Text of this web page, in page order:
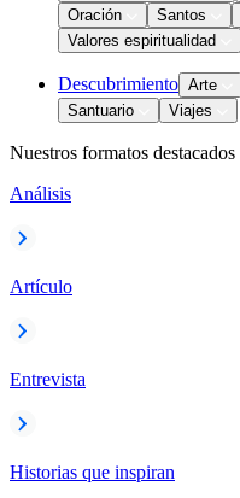
Oración
Santos
Valores espiritualidad
Descubrimiento Arte
Santuario
Viajes
Nuestros formatos destacados
Análisis
Artículo
Entrevista
Historias que inspiran